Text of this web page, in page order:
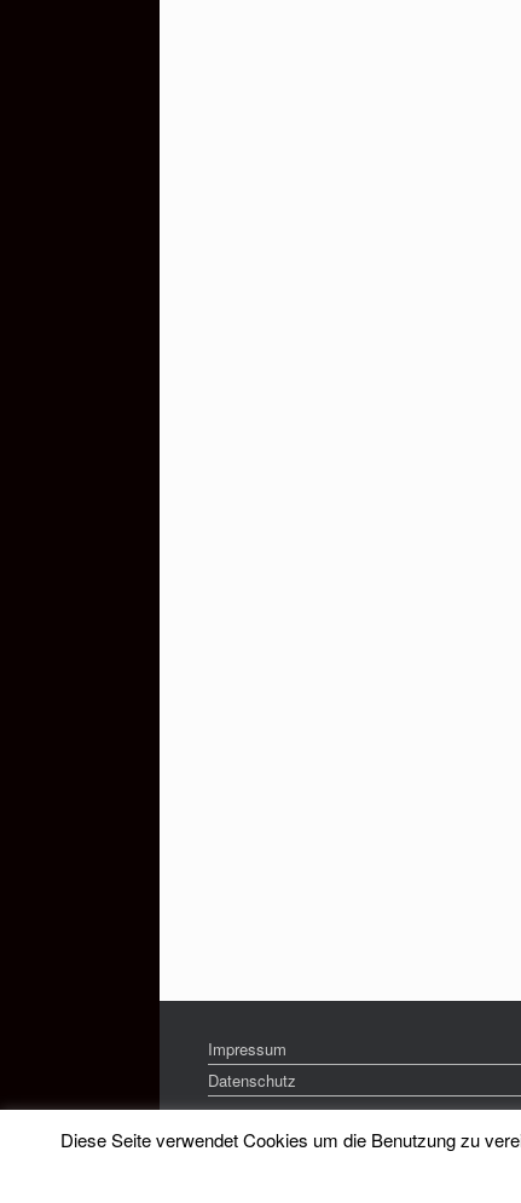
Impressum
Datenschutz
Diese Seite verwendet Cookies um die Benutzung zu